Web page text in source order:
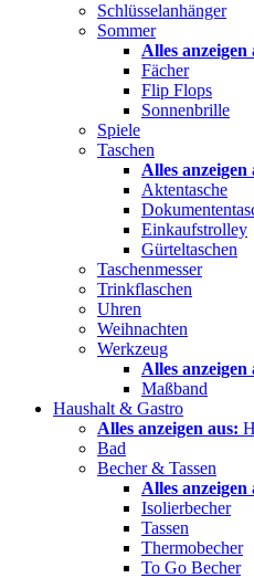
Schlüsselanhänger
Sommer
Alles anzeigen
Fächer
Flip Flops
Sonnenbrille
Spiele
Taschen
Alles anzeigen
Aktentasche
Einkaufstrolley
Gürteltaschen
Taschenmesser
Trinkflaschen
Uhren
Weihnachten
Werkzeug
Alles anzeigen
Maßband
Haushalt & Gastro
Alles anzeigen aus:
Bad
Becher & Tassen
Alles anzeigen
Isolierbecher
Tassen
Thermobecher
To Go Becher